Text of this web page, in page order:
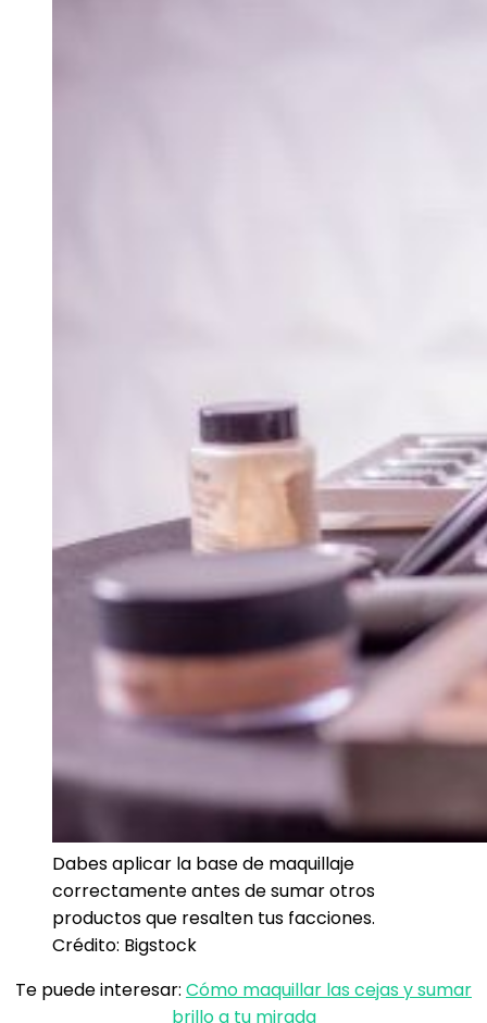
Dabes aplicar la base de maquillaje
correctamente antes de sumar otros
productos que resalten tus facciones.
Crédito: Bigstock
Te puede interesar: Cómo maquillar las cejas y sumar
brillo a tu mirada